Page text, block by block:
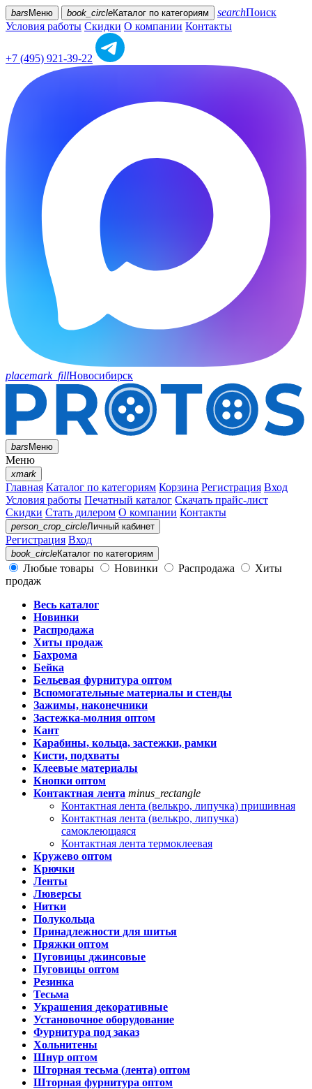
bars Меню book_circleКаталог по категориям searchПоиск
Условия работы Скидки О компании Контакты
+7 (495) 921-39-22
placemark_fillНовосибирск
barsМеню
Меню
xmark
Главная Каталог по категориям Корзина Регистрация Вход
Условия работы Печатный каталог Скачать прайс-лист
Скидки Стать дилером О компании Контакты
person_crop_circleЛичный кабинет
Регистрация Вход
book_circleКаталог по категориям
Любые товары Новинки Распродажа
Хиты
продаж
Весь каталог
Новинки
Распродажа
Хиты продаж
Бахрома
Бейка
Бельевая фурнитура оптом
Вспомогательные материалы и стенды
Зажимы, наконечники
Застежка-молния оптом
Кант
Карабины, кольца, застежки, рамки
Кисти, подхваты
Клеевые материалы
Кнопки оптом
Контактная лента minus_rectangle
Контактная лента (велькро, липучка) пришивная
Контактная лента (велькро, липучка)
самоклеющаяся
Контактная лента термоклеевая
Кружево оптом
Крючки
Ленты
Люверсы
Нитки
Полукольца
Принадлежности для шитья
Пряжки оптом
Пуговицы джинсовые
Пуговицы оптом
Резинка
Тесьма
Украшения декоративные
Установочное оборудование
Фурнитура под заказ
Хольнитены
Шнур оптом
Шторная тесьма (лента) оптом
Шторная фурнитура оптом